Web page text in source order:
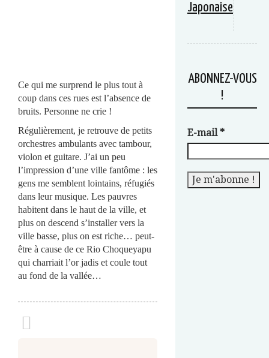
Ce qui me surprend le plus tout à
coup dans ces rues est l’absence de
bruits. Personne ne crie !
Régulièrement, je retrouve de petits
orchestres ambulants avec tambour,
violon et guitare. J’ai un peu
l’impression d’une ville fantôme : les
gens me semblent lointains, réfugiés
dans leur musique. Les pauvres
habitent dans le haut de la ville, et
plus on descend s’installer vers la
ville basse, plus on est riche… peut-
être à cause de ce Rio Choqueyapu
qui charriait l’or jadis et coule tout
au fond de la vallée…
Japonaise
ABONNEZ-VOUS
!
E-mail*